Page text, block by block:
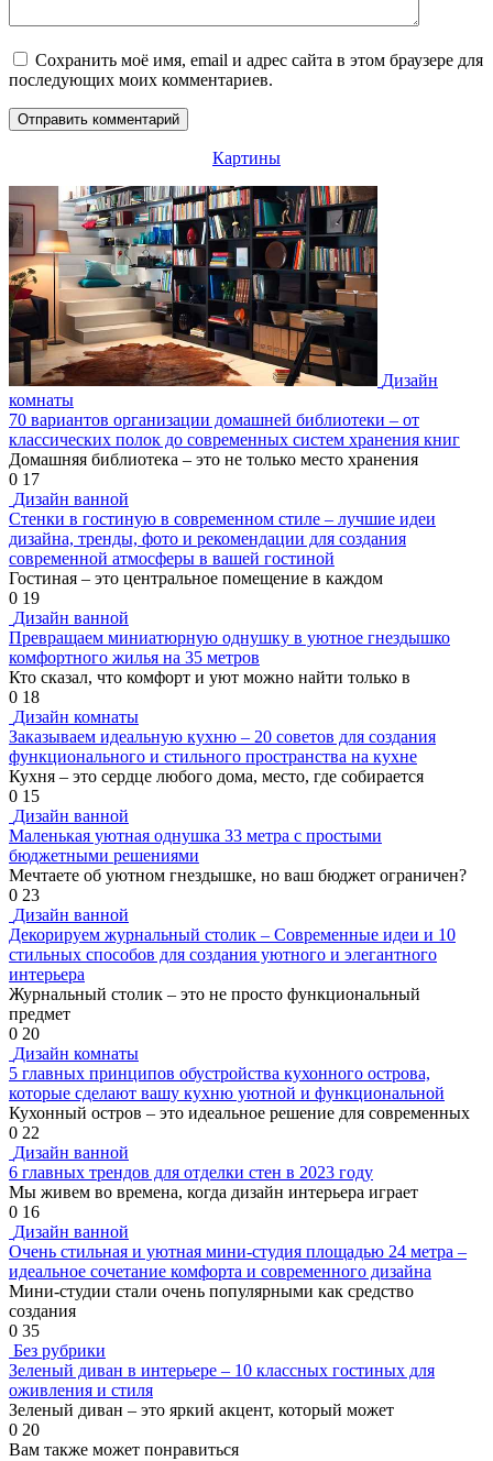
Сохранить моё имя, email и адрес сайта в этом браузере для
последующих моих комментариев.
Картины
Дизайн
комнаты
70 вариантов организации домашней библиотеки – от
классических полок до современных систем хранения книг
Домашняя библиотека – это не только место хранения
0 17
Дизайн ванной
Стенки в гостиную в современном стиле – лучшие идеи
дизайна, тренды, фото и рекомендации для создания
современной атмосферы в вашей гостиной
Гостиная – это центральное помещение в каждом
0 19
Дизайн ванной
Превращаем миниатюрную однушку в уютное гнездышко
комфортного жилья на 35 метров
Кто сказал, что комфорт и уют можно найти только в
0 18
Дизайн комнаты
Заказываем идеальную кухню – 20 советов для создания
функционального и стильного пространства на кухне
Кухня – это сердце любого дома, место, где собирается
0 15
Дизайн ванной
Маленькая уютная однушка 33 метра с простыми
бюджетными решениями
Мечтаете об уютном гнездышке, но ваш бюджет ограничен?
0 23
Дизайн ванной
Декорируем журнальный столик – Современные идеи и 10
стильных способов для создания уютного и элегантного
интерьера
Журнальный столик – это не просто функциональный
предмет
0 20
Дизайн комнаты
5 главных принципов обустройства кухонного острова,
которые сделают вашу кухню уютной и функциональной
Кухонный остров – это идеальное решение для современных
0 22
Дизайн ванной
6 главных трендов для отделки стен в 2023 году
Мы живем во времена, когда дизайн интерьера играет
0 16
Дизайн ванной
Очень стильная и уютная мини-студия площадью 24 метра –
идеальное сочетание комфорта и современного дизайна
Мини-студии стали очень популярными как средство
создания
0 35
Без рубрики
Зеленый диван в интерьере – 10 классных гостиных для
оживления и стиля
Зеленый диван – это яркий акцент, который может
0 20
Вам также может понравиться